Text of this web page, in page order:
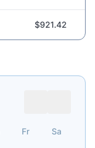
$921.42
Fr Sa